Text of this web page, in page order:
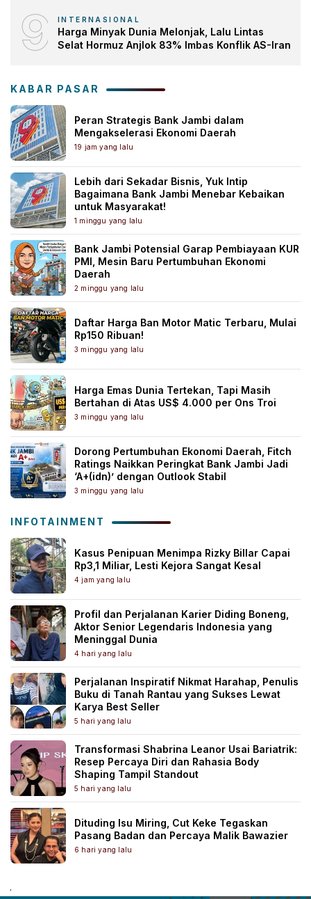
9 INTERNASIONAL
Harga Minyak Dunia Melonjak, Lalu Lintas
Selat Hormuz Anjlok 83% Imbas Konflik AS-Iran
KABAR PASAR
Peran Strategis Bank Jambi dalam
Mengakselerasi Ekonomi Daerah
19 jam yang lalu
Lebih dari Sekadar Bisnis, Yuk Intip
Bagaimana Bank Jambi Menebar Kebaikan
untuk Masyarakat!
1 minggu yang lalu
Bank Jambi Potensial Garap Pembiayaan KUR
PMI, Mesin Baru Pertumbuhan Ekonomi
Daerah
2 minggu yang lalu
Daftar Harga Ban Motor Matic Terbaru, Mulai
Rp150 Ribuan!
3 minggu yang lalu
Harga Emas Dunia Tertekan, Tapi Masih
Bertahan di Atas US$ 4.000 per Ons Troi
3 minggu yang lalu
Dorong Pertumbuhan Ekonomi Daerah, Fitch
Ratings Naikkan Peringkat Bank Jambi Jadi
‘A+(idn)’ dengan Outlook Stabil
3 minggu yang lalu
INFOTAINMENT
Kasus Penipuan Menimpa Rizky Billar Capai
Rp3,1 Miliar, Lesti Kejora Sangat Kesal
4 jam yang lalu
Profil dan Perjalanan Karier Diding Boneng,
Aktor Senior Legendaris Indonesia yang
Meninggal Dunia
4 hari yang lalu
Perjalanan Inspiratif Nikmat Harahap, Penulis
Buku di Tanah Rantau yang Sukses Lewat
Karya Best Seller
5 hari yang lalu
Transformasi Shabrina Leanor Usai Bariatrik:
Resep Percaya Diri dan Rahasia Body
Shaping Tampil Standout
5 hari yang lalu
Dituding Isu Miring, Cut Keke Tegaskan
Pasang Badan dan Percaya Malik Bawazier
6 hari yang lalu
.